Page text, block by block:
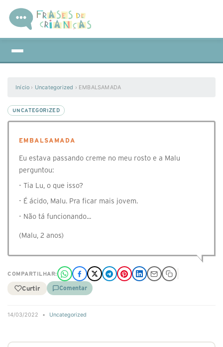
Início › Uncategorized › EMBALSAMADA
UNCATEGORIZED
EMBALSAMADA
Eu estava passando creme no meu rosto e a Malu
perguntou:
- Tia Lu, o que isso?
- É ácido, Malu. Pra ficar mais jovem.
- Não tá funcionando...
(Malu, 2 anos)
COMPARTILHAR:
Curtir Comentar
14/03/2022 • Uncategorized